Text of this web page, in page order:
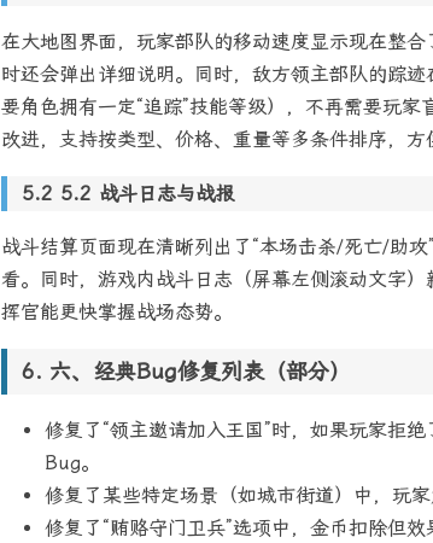
在大地图界面，玩家部队的移动速度显示现在整
时还会弹出详细说明。同时，敌方领主部队的踪
要角色拥有一定“追踪”技能等级），不再需要玩
改进，支持按类型、价格、重量等多条件排序，方
5.2 战斗日志与战报
战斗结算页面现在清晰列出了“本场击杀/死亡/助
看。同时，游戏内战斗日志（屏幕左侧滚动文字
挥官能更快掌握战场态势。
六、经典Bug修复列表（部分）
修复了“领主邀请加入王国”时，如果玩家拒
Bug。
修复了某些特定场景（如城市街道）中，玩
修复了“贿赂守门卫兵”选项中，金币扣除但效